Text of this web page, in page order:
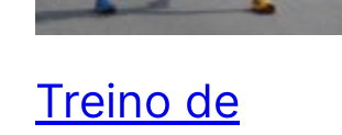
Treino de